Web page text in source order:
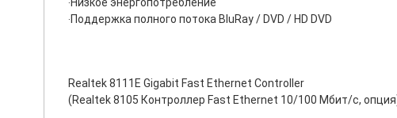
‧Поддержка полного потока BluRay / DVD / HD DVD
Realtek 8111E Gigabit Fast Ethernet Controller
(Realtek 8105 Контроллер Fast Ethernet 10/100 Мбит/с,